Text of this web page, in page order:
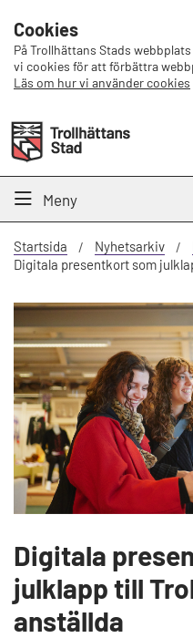
Cookies
På Trollhättans Stads
vi cookies för att förbättra
Läs om hur vi använder cookies
Meny
Startsida Nyhetsarkiv
Digitala presentkort som
Digitala
julklapp till
anställda